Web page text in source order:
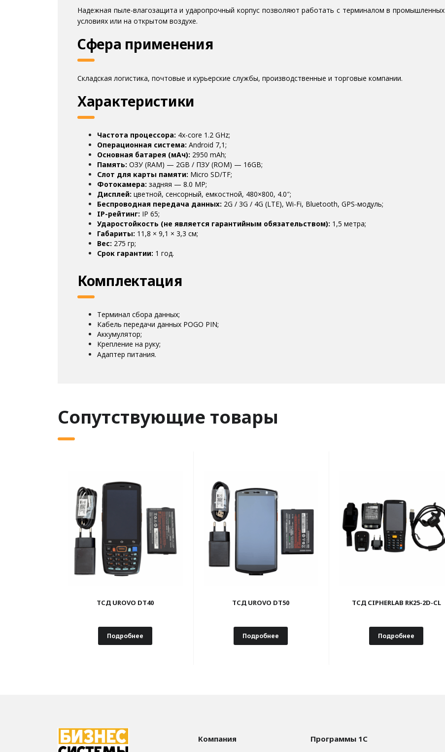
Надежная пыле-влагозащита и ударопрочный корпус позволяют работать с терминалом в промышленных
условиях или на открытом воздухе.
Сфера применения
Складская логистика, почтовые и курьерские службы, производственные и торговые компании.
Характеристики
Частота процессора: 4x-core 1.2 GHz;
Операционная система: Android 7,1;
Основная батарея (мАч): 2950 mAh;
Память: ОЗУ (RAM) — 2GB / ПЗУ (ROM) — 16GB;
Слот для карты памяти: Micro SD/TF;
Фотокамера: задняя — 8.0 MP;
Дисплей: цветной, сенсорный, емкостной, 480×800, 4.0″;
Беспроводная передача данных: 2G / 3G / 4G (LTE), Wi-Fi, Bluetooth, GPS-модуль;
IP-рейтинг: IP 65;
Ударостойкость (не является гарантийным обязательством): 1,5 метра;
Габариты: 11,8 × 9,1 × 3,3 см;
Вес: 275 гр;
Срок гарантии: 1 год.
Комплектация
Терминал сбора данных;
Кабель передачи данных POGO PIN;
Аккумулятор;
Крепление на руку;
Адаптер питания.
Сопутствующие товары
ТСД UROVO DT40
Подробнее
ТСД UROVO DT50
Подробнее
ТСД CIPHERLAB RK25-2D-CL
Подробнее
Компания Программы 1С